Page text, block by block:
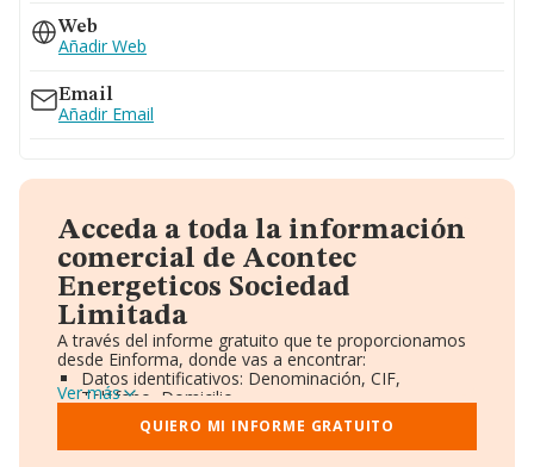
Web
Añadir Web
Email
Añadir Email
Acceda a toda la información
comercial de Acontec
Energeticos Sociedad
Limitada
A través del informe gratuito que te proporcionamos
desde Einforma, donde vas a encontrar:
Datos identificativos: Denominación, CIF,
Teléfono, Domicilio.
Informe Mercantil Completo (BORME).
Gráficos de Evolución Ventas y Empleados.
Consejo de Administración y Administradores.
Ver más
QUIERO MI INFORME GRATUITO